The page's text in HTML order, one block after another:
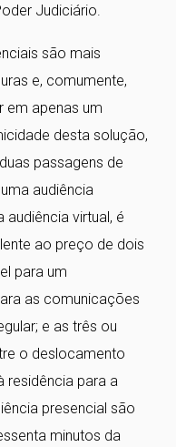
Judiciário.
são mais
e, comumente,
em apenas um
desta solução,
passagens de
audiência
audiência virtual, é
ao preço de dois
para um
as comunicações
e as três ou
o deslocamento
residência para a
presencial são
minutos da